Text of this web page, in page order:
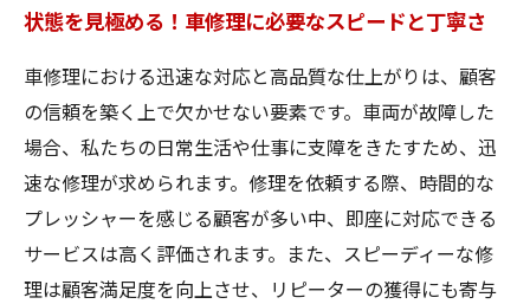
状態を見極める！車修理に必要なスピードと丁寧さ
車修理における迅速な対応と高品質な仕上がりは、顧客
の信頼を築く上で欠かせない要素です。車両が故障した
場合、私たちの日常生活や仕事に支障をきたすため、迅
速な修理が求められます。修理を依頼する際、時間的な
プレッシャーを感じる顧客が多い中、即座に対応できる
サービスは高く評価されます。また、スピーディーな修
理は顧客満足度を向上させ、リピーターの獲得にも寄与